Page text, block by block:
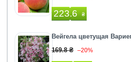
223.6 ₴
Вейгела цветущая
169.8 ₴ –20%